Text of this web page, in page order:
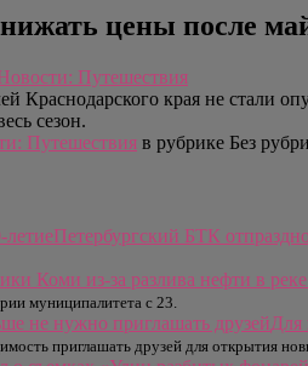
цены после
Путешествия
Краснодарского края не стали
сезон.
Путешествия в рубрике Без
Петербургский БТК
муниципалитета с 23.
Для
приглашать друзей для открытия